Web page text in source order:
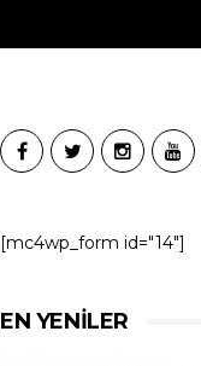
[mc4wp_form id="14"]
EN YENILER